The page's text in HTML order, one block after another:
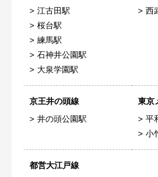
江古田駅
桜台駅
練馬駅
石神井公園駅
大泉学園駅
西
京王井の頭線
井の頭公園駅
東京
平
小
都営大江戸線